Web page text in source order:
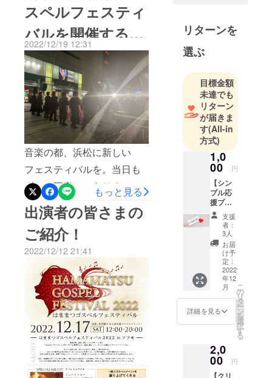
がこと自分のことになると
どうにも苦手でして...とはい
え、多くの方に楽しんで頂
きたい思いで準備しており
やっと、告知できるところ
までたどりつけました毎年
遅くてすみませんというこ
とで【はままつゴスペル
フェスティバル２０２３】
の告知とお願いです！2023
年12月16日(土)13時～19時
(予定)https://hmt-gos-
festival.jp/メインゲストは私
の恩師でもあり【THE
SOULMATICS】から選抜メ
ンバーが来てくださいま
す！
https://www.soulmatics.com/
中でも今回、ワークショッ
プもしてくださいます
【Saharu】さんはJanet
Jacksonのワールドツアー日
スペルフェスティ
バルを開催するこ
とができました！
2022/12/19 12:31
音楽の都、浜松に新しい
フェスティバルを。当日も
ずっと不安しかありません
でしたが最終的に多分軽く
300名以上の方が足を止め、
参加してくれていました。
思いや感情が溢れすぎるの
でこの件は箇条書きで・出
演者の皆さま、本当にあり
がとうございました。・ご
協賛頂いた皆さま、ありが
とうございました。・その
前段階から協力してくだ
さった皆さまありがとうご
もっと見る
出演者の皆さまの
ご紹介！
2022/12/12 21:41
海外研修で
は、本場NY
の教会でク
て歌い言葉
も肌の色も
違う人たち
が、涙を流
しながら聞
いてくれた
時には私た
ちの歌でこ
んなにも感
動してくれ
るのか。と
ゴスペル
ミュージッ
クの力強さ
に感銘を受
ける。
同校のゴス
ンブル所属
を中心に多
数のステー
ジを経験、
リターンを
選ぶ
目標金額
未達でも
リターン
が届きま
す(All-in
方式)
1,0
00 円
【シン
プル応
援プラ
ン】 シ
ンプル
に"はま
まつゴ
スペル
フェス
ティバ
ル"を応
援して
いただ
ける方
のため
のプラ
す。 ＜
お返し
内容＞
支援
者：
3人
お届
け予
定：
2022
年12
月
詳細を見る
こ
の
リ
タ
ー
ン
を
選
択
す
る
2,0
00 円
【クリ